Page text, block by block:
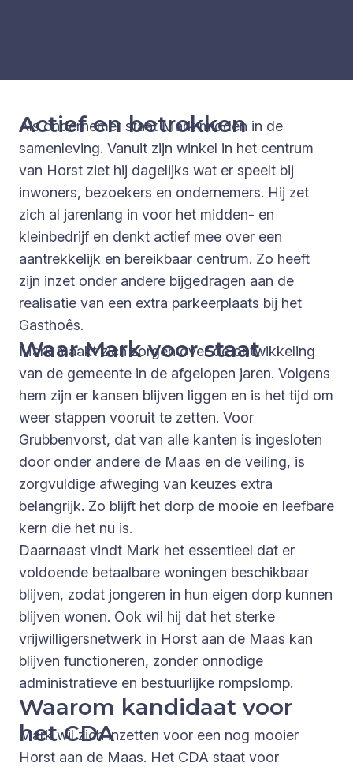
Actief en betrokken
Als ondernemer staat Mark midden in de
samenleving. Vanuit zijn winkel in het centrum
van Horst ziet hij dagelijks wat er speelt bij
inwoners, bezoekers en ondernemers. Hij zet
zich al jarenlang in voor het midden- en
kleinbedrijf en denkt actief mee over een
aantrekkelijk en bereikbaar centrum. Zo heeft
zijn inzet onder andere bijgedragen aan de
realisatie van een extra parkeerplaats bij het
Gasthoês.
Waar Mark voor staat
Mark maakt zich zorgen over de ontwikkeling
van de gemeente in de afgelopen jaren. Volgens
hem zijn er kansen blijven liggen en is het tijd om
weer stappen vooruit te zetten. Voor
Grubbenvorst, dat van alle kanten is ingesloten
door onder andere de Maas en de veiling, is
zorgvuldige afweging van keuzes extra
belangrijk. Zo blijft het dorp de mooie en leefbare
kern die het nu is.
Daarnaast vindt Mark het essentieel dat er
voldoende betaalbare woningen beschikbaar
blijven, zodat jongeren in hun eigen dorp kunnen
blijven wonen. Ook wil hij dat het sterke
vrijwilligersnetwerk in Horst aan de Maas kan
blijven functioneren, zonder onnodige
administratieve en bestuurlijke rompslomp.
Waarom kandidaat voor
het CDA
Mark wil zich inzetten voor een nog mooier
Horst aan de Maas. Het CDA staat voor